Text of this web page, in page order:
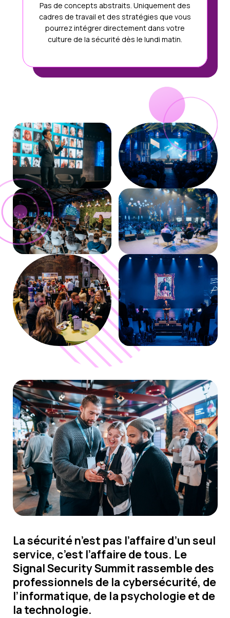
Pas de concepts abstraits. Uniquement des
cadres de travail et des stratégies que vous
pourrez intégrer directement dans votre
culture de la sécurité dès le lundi matin.
La sécurité n’est pas l’affaire d’un seul
service, c’est l’affaire de tous. Le
Signal Security Summit rassemble des
professionnels de la cybersécurité, de
l’informatique, de la psychologie et de
la technologie.